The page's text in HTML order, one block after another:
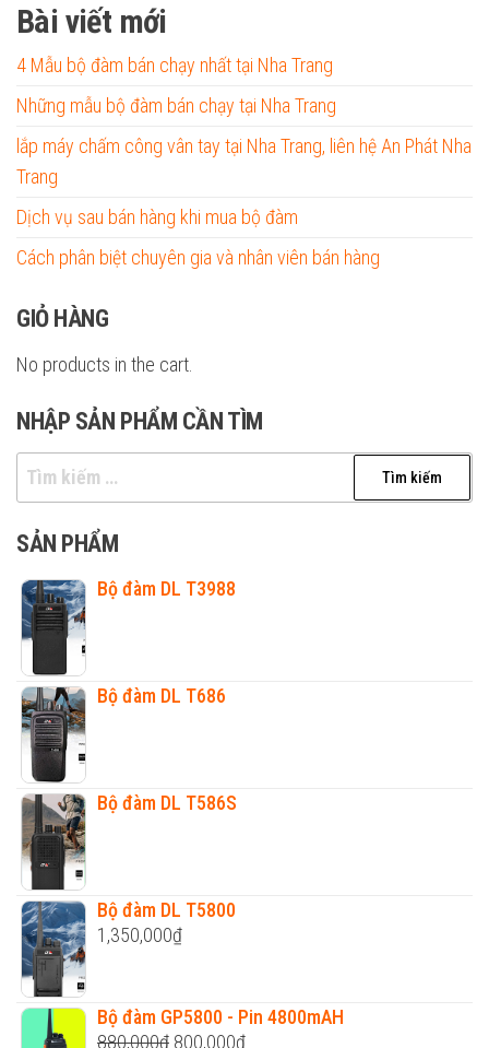
Bài viết mới
4 Mẫu bộ đàm bán chạy nhất tại Nha Trang
Những mẫu bộ đàm bán chạy tại Nha Trang
lắp máy chấm công vân tay tại Nha Trang, liên hệ An Phát Nha
Trang
Dịch vụ sau bán hàng khi mua bộ đàm
Cách phân biệt chuyên gia và nhân viên bán hàng
GIỎ HÀNG
No products in the cart.
NHẬP SẢN PHẨM CẦN TÌM
Tìm
kiếm
cho:
SẢN PHẨM
Bộ đàm DL T3988
Bộ đàm DL T686
Bộ đàm DL T586S
Bộ đàm DL T5800
1,350,000₫
Bộ đàm GP5800 - Pin 4800mAH
880,000₫ Original
800,000₫Current